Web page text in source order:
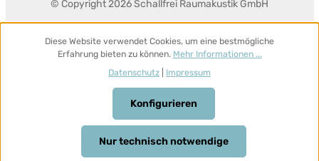
© Copyright 2026 Schallfrei Raumakustik GmbH
Diese Website verwendet Cookies, um eine bestmögliche
Erfahrung bieten zu können. Mehr Informationen ...
Datenschutz
Impressum
Nur technisch notwendige
Konfigurieren